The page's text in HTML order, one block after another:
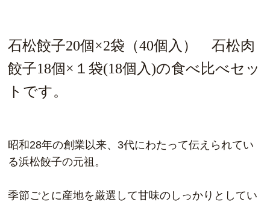
石松餃子20個×2袋（40個入） 石松肉
餃子18個×１袋(18個入)の食べ比べセッ
トです。
昭和28年の創業以来、3代にわたって伝えられてい
る浜松餃子の元祖。
季節ごとに産地を厳選して甘味のしっかりとしてい